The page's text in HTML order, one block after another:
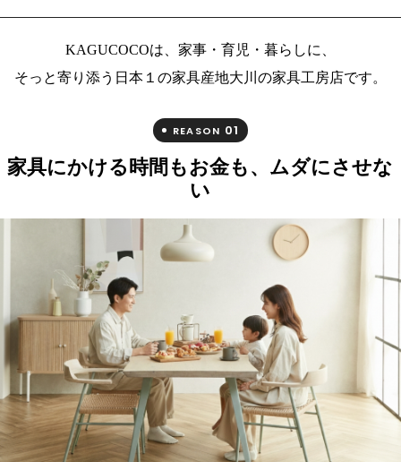
KAGUCOCOは、家事・育児・暮らしに、
そっと寄り添う日本１の家具産地大川の家具工房店です。
REASON 01
家具にかける時間もお金も、ムダにさせな
い